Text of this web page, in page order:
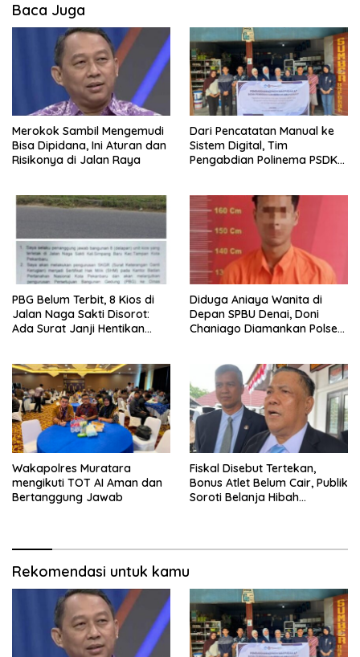
Baca Juga
Merokok Sambil Mengemudi
Bisa Dipidana, Ini Aturan dan
Risikonya di Jalan Raya
Dari Pencatatan Manual ke
Sistem Digital, Tim
Pengabdian Polinema PSDKU
PBG Belum Terbit, 8 Kios di
Jalan Naga Sakti Disorot:
Ada Surat Janji Hentikan
Diduga Aniaya Wanita di
Depan SPBU Denai, Doni
Chaniago Diamankan Polsek
Wakapolres Muratara
mengikuti TOT AI Aman dan
Bertanggung Jawab
Fiskal Disebut Tertekan,
Bonus Atlet Belum Cair, Publik
Soroti Belanja Hibah
Rekomendasi untuk kamu